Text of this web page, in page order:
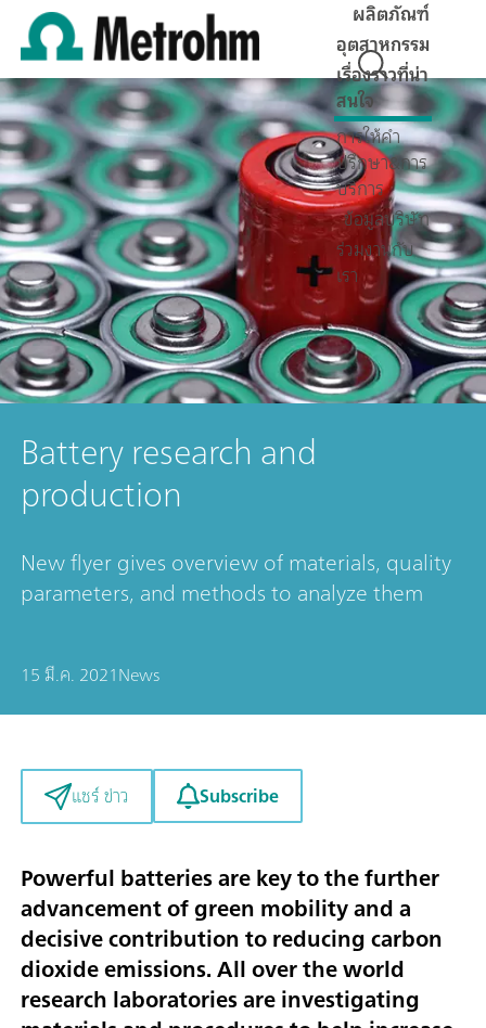
ผลิตภัณฑ์
อุตสาหกรรม
เรื่องราวที่น่า
สนใจ
การให้คำ
ปรึกษา&การ
บริการ
ข้อมูลบริษัท
ร่วมงานกับ
เรา
Battery research and
production
New flyer gives overview of materials, quality
parameters, and methods to analyze them
15 มี.ค. 2021News
แชร์ ข่าว Subscribe
Powerful batteries are key to the further
advancement of green mobility and a
decisive contribution to reducing carbon
dioxide emissions. All over the world
research laboratories are investigating